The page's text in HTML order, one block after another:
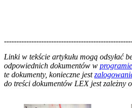
Linki w tekście artykułu mogą odsyłać
odpowiednich dokumentów w
te dokumenty, konieczne jest
do treści dokumentów LEX jest zależny